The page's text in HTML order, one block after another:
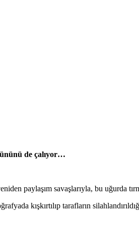
de çalıyor…
paylaşım savaşlarıyla, bu uğurda
kışkırtılıp tarafların